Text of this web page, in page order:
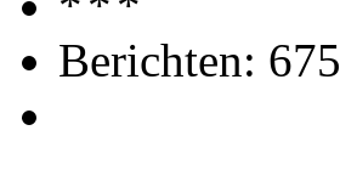
Berichten: 675